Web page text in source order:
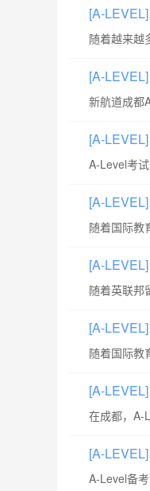
[A-LEVEL]
[A-LEVEL]
[A-LEVEL]
[A-LEVEL]
[A-LEVEL]
[A-LEVEL]
[A-LEVEL]
[A-LEVEL]